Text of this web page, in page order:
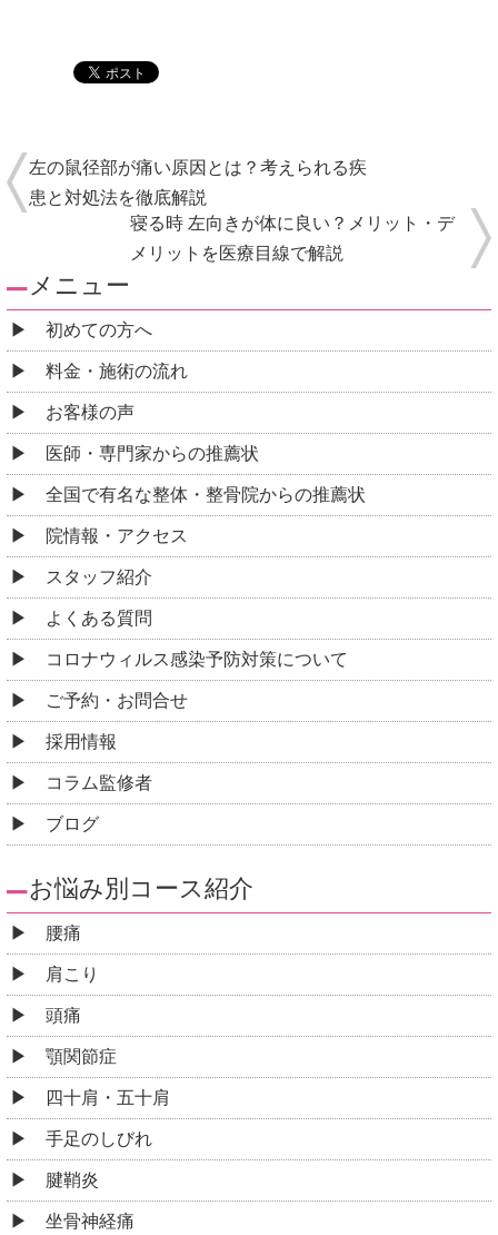
左の鼠径部が痛い原因とは？考えられる疾
患と対処法を徹底解説
寝る時 左向きが体に良い？メリット・デ
メリットを医療目線で解説
メニュー
初めての方へ
料金・施術の流れ
お客様の声
医師・専門家からの推薦状
全国で有名な整体・整骨院からの推薦状
院情報・アクセス
スタッフ紹介
よくある質問
コロナウィルス感染予防対策について
ご予約・お問合せ
採用情報
コラム監修者
ブログ
お悩み別コース紹介
腰痛
肩こり
頭痛
顎関節症
四十肩・五十肩
手足のしびれ
腱鞘炎
坐骨神経痛